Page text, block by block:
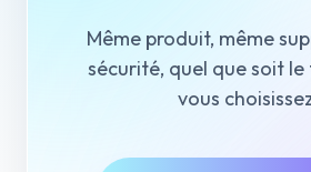
Même produit, même
sécurité, quel que soit
vous